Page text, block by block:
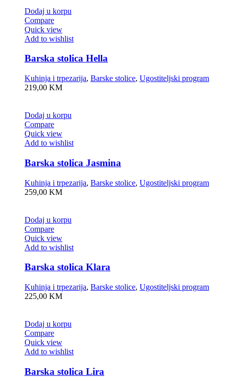
Dodaj u korpu
Compare
Quick view
Add to wishlist
Barska stolica Hella
Kuhinja i trpezarija, Barske stolice, Ugostiteljski program
219,00 KM
Dodaj u korpu
Compare
Quick view
Add to wishlist
Barska stolica Jasmina
Kuhinja i trpezarija, Barske stolice, Ugostiteljski program
259,00 KM
Dodaj u korpu
Compare
Quick view
Add to wishlist
Barska stolica Klara
Kuhinja i trpezarija, Barske stolice, Ugostiteljski program
225,00 KM
Dodaj u korpu
Compare
Quick view
Add to wishlist
Barska stolica Lira